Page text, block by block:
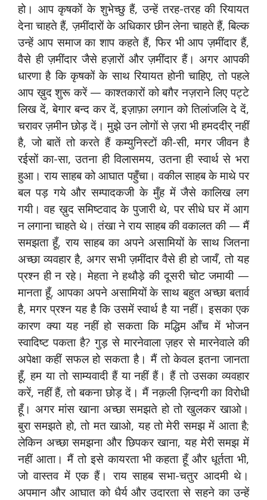
हो। आप कृषकों के शुभेच्छु हैं, उन्हें तरह-तरह की रियायत
देना चाहते हैं, ज़मींदारों के अधिकार छीन लेना चाहते हैं, बिल्क
उन्हें आप समाज का शाप कहते हैं, फिर भी आप ज़मींदार हैं,
वैसे ही ज़मींदार जैसे हज़ारों और ज़मींदार हैं। अगर आपकी
धारणा है कि कृषकों के साथ रियायत होनी चाहिए, तो पहले
आप ख़ुद शुरू करें — काश्तकारों को बग़ैर नज़राने लिए पट्टे
लिख दें, बेगार बन्द कर दें, इज़ाफ़ा लगान को तिलांजलि दे दें,
चरावर ज़मीन छोड़ दें। मुझे उन लोगों से ज़रा भी हमददीर् नहीं
है, जो बातें तो करते हैं कम्युनिस्टों की-सी, मगर जीवन है
रईसों का-सा, उतना ही विलासमय, उतना ही स्वार्थ से भरा
हुआ। राय साहब को आघात पहुँचा। वकील साहब के माथे पर
बल पड़ गये और सम्पादकजी के मुँह में जैसे कालिख लग
गयी। वह ख़ुद समिष्टवाद के पुजारी थे, पर सीधे घर में आग
न लगाना चाहते थे। तंखा ने राय साहब की वकालत की — मैं
समझता हूँ, राय साहब का अपने असामियों के साथ जितना
अच्छा व्यवहार है, अगर सभी ज़मींदार वैसे ही हो जायँ, तो यह
प्रश्न ही न रहे। मेहता ने हथौड़े की दूसरी चोट जमायी —
मानता हूँ, आपका अपने असामियों के साथ बहुत अच्छा बतार्व
है, मगर प्रश्न यह है कि उसमें स्वार्थ है या नहीं। इसका एक
कारण क्या यह नहीं हो सकता कि मद्धिम आँच में भोजन
स्वादिष्ट पकता है? गुड़ से मारनेवाला ज़हर से मारनेवाले की
अपेक्षा कहीं सफल हो सकता है। मैं तो केवल इतना जानता
हूँ, हम या तो साम्यवादी हैं या नहीं हैं। हैं तो उसका व्यवहार
करें, नहीं हैं, तो बकना छोड़ दें। मैं नक़ली ज़िन्दगी का विरोधी
हूँ। अगर मांस खाना अच्छा समझते हो तो खुलकर खाओ।
बुरा समझते हो, तो मत खाओ, यह तो मेरी समझ में आता है;
लेकिन अच्छा समझना और छिपकर खाना, यह मेरी समझ में
नहीं आता। मैं तो इसे कायरता भी कहता हूँ और धूर्तता भी,
जो वास्तव में एक हैं। राय साहब सभा-चतुर आदमी थे।
अपमान और आघात को धैर्य और उदारता से सहने का उन्हें